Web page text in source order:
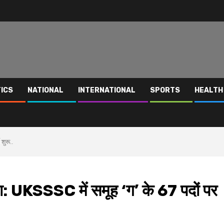
NATIONAL INTERNATIONAL SPORTS HEALTH
शुरू..
UKSSSC में समूह ‘ग’ के 67 पदों पर